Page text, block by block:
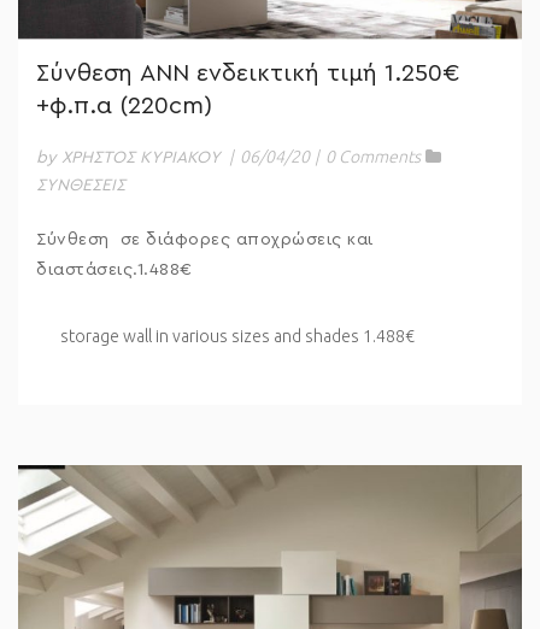
Σύνθεση ΑΝΝ ενδεικτική τιμή 1.250€
+φ.π.α (220cm)
by ΧΡΗΣΤΟΣ ΚΥΡΙΑΚΟΥ | 06/04/20 | 0 Comments
ΣΥΝΘΕΣΕΙΣ
Σύνθεση σε διάφορες αποχρώσεις και
διαστάσεις.1.488€
storage wall in various sizes and shades 1.488€